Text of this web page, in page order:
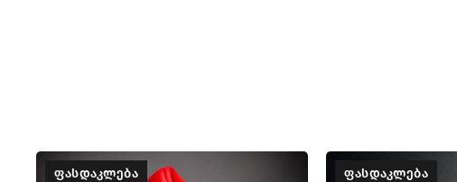
ᲤᲐᲡᲓᲐᲙᲚᲔᲑᲐ ᲤᲐᲡᲓᲐᲙᲚᲔᲑᲐ